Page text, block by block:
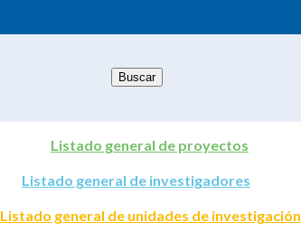
Listado general de proyectos
Listado general de investigadores
Listado general de unidades de investigación